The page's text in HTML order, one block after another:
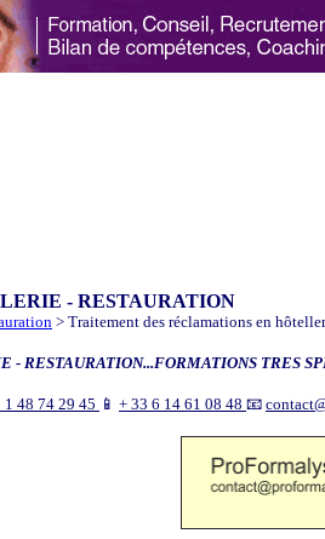
- RESTAURATION
> Traitement des réclamations en
- RESTAURATION...FORMATIONS TRES
1 48 74 29 45 📱 + 33 6 14 61 08 48 📧